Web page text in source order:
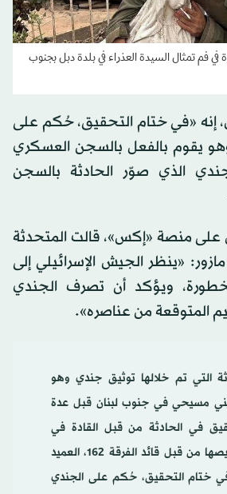
فم تمثال السيدة العذراء في بلدة دبل بجنوب
إنه «في ختام التحقيق، حُكم على
يقوم بالفعل بالسجن العسكري
الذي صوّر الحادثة بالسجن
منصة «إكس»، قالت المتحدثة
«ينظر الجيش الإسرائيلي إلى
ويؤكد أن تصرف الجندي
المتوقعة من عناصره».
التي تم خلالها توثيق جندي وهو
مسيحي في جنوب لبنان قبل عدة
في الحادثة من قبل القادة في
الميدان، وتم تلخيصها من قبل قائد الفرقة 162، العميد
ختام التحقيق، حُكم على الجندي